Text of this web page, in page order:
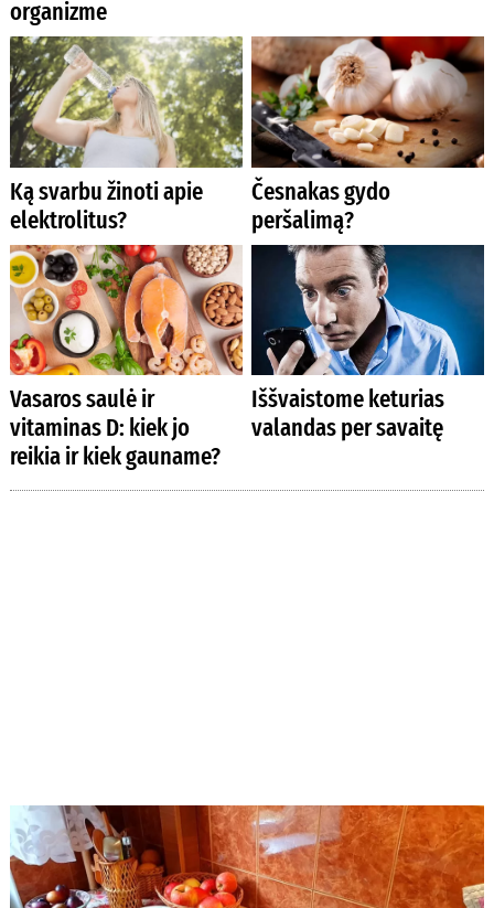
organizme
Ką svarbu žinoti apie
elektrolitus?
Česnakas gydo
peršalimą?
Vasaros saulė ir
vitaminas D: kiek jo
reikia ir kiek gauname?
Iššvaistome keturias
valandas per savaitę